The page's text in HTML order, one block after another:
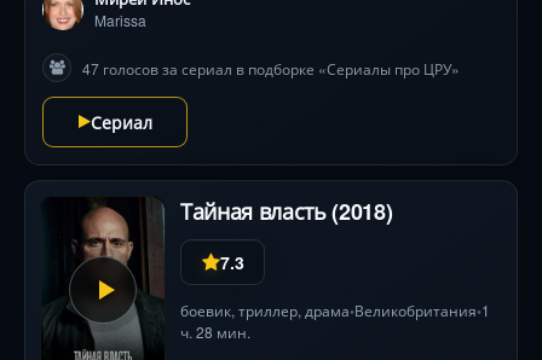
пустынь Марокко. Ей предстоит не только раскрыть
«Ютракс», но и понять, кому можно доверять.
Виртуозные боевые сцены, гипнотическая игра Эсме
Крид-Майлз и атмосфера постоянной угрозы держат
в напряжении до финала.
Marissa
47 голосов за сериал в подборке «Сериалы про ЦРУ»
Сериал
Тайная власть (2018)
7.3
боевик, триллер, драма•Великобритания•1
ч. 28 мин.